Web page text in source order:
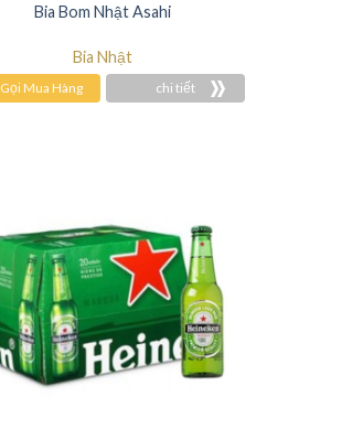
Bia Bom Nhật Asahi
Bia Nhật
Gọi Mua Hàng chi tiết